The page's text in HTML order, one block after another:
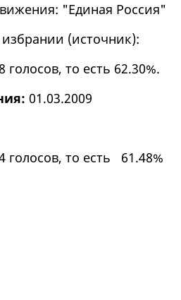
"Единая Россия"
(источник):
голосов, то есть 62.30%.
01.03.2009
голосов, то есть 61.48%